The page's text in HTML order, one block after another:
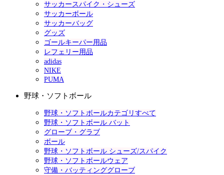
サッカースパイク・シューズ
サッカーボール
サッカーバッグ
グッズ
ゴールキーパー用品
レフェリー用品
adidas
NIKE
PUMA
野球・ソフトボール
野球・ソフトボールカテゴリすべて
野球・ソフトボール バット
グローブ・グラブ
ボール
野球・ソフトボール シューズ/スパイク
野球・ソフトボールウェア
守備・バッティンググローブ